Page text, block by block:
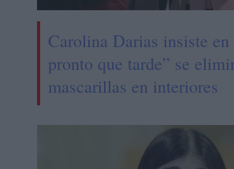
Carolina Darias insiste en
pronto que tarde” se
mascarillas en interiores